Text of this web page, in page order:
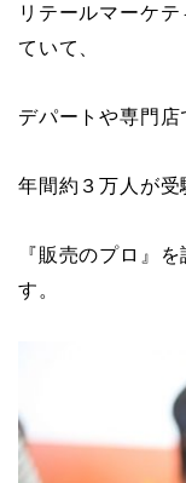
リテールマーケ
ていて、
デパートや専門店
年間約３万人が受
『販売のプロ』
す。